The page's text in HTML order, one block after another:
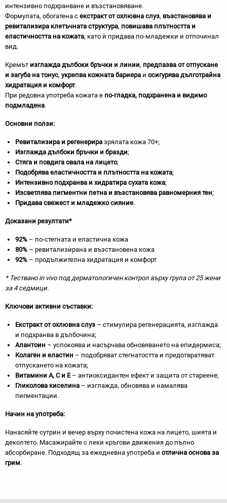
интензивно подхранване и възстановяване.
Формулата, обогатена с екстракт от охлювна слуз, възстановява и
ревитализира клетъчната структура, повишава плътността и
еластичността на кожата, като ѝ придава по-младежки и отпочинал
вид.
Кремът изглажда дълбоки бръчки и линии, предпазва от отпускане
и загуба на тонус, укрепва кожната бариера и осигурява дълготрайна
хидратация и комфорт.
При редовна употреба кожата е по-гладка, подхранена и видимо
подмладена.
Основни ползи:
Ревитализира и регенерира зрялата кожа 70+;
Изглажда дълбоки бръчки и бразди;
Стяга и повдига овала на лицето;
Подобрява еластичността и плътността на кожата;
Интензивно подхранва и хидратира сухата кожа;
Изсветлява пигментни петна и възстановява равномерния тен;
Придава свежест и младежко сияние.
Доказани резултати*
92% – по-стегната и еластична кожа
80% – ревитализирана и възстановена кожа
92% – продължителна хидратация и комфорт
* Тествано in vivo под дерматологичен контрол върху група от 25 жени
за 4 седмици.
Ключови активни съставки:
Екстракт от охлювна слуз – стимулира регенерацията, изглажда
и подхранва в дълбочина;
Алантоин – успокоява и насърчава обновяването на епидермиса;
Колаген и еластин – подобряват стегнатостта и предотвратяват
отпускането на кожата;
Витамини A, C и E– антиоксидантен ефект и защита от стареене;
Гликолова киселина – изглажда, обновява и намалява
пигментации.
Начин на употреба:
Нанасяйте сутрин и вечер върху почистена кожа на лицето, шията и
деколтето. Масажирайте с леки кръгови движения до пълно
абсорбиране. Подходящ за ежедневна употреба и отлична основа за
грим.